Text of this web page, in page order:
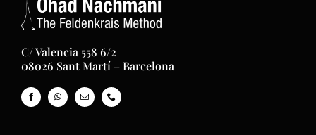
C/ Valencia 558 6/2
08026 Sant Martí – Barcelona